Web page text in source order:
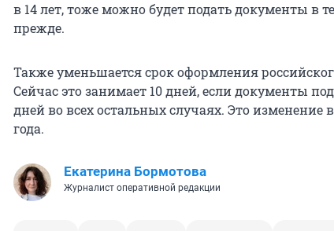
в 14 лет, тоже можно будет подать документы в
прежде.
Также уменьшается срок оформления
Сейчас это занимает 10 дней, если документы
дней во всех остальных случаях. Это изменение
года.
Екатерина Бормотова
Журналист оперативной редакции